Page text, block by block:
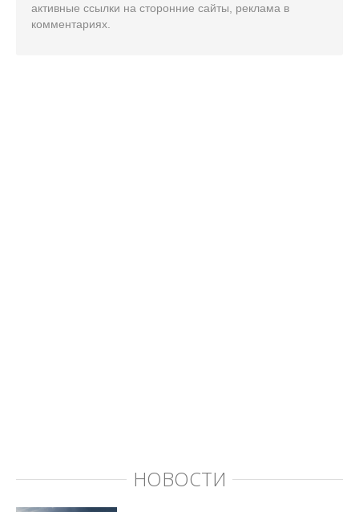
активные ссылки на сторонние сайты, реклама в
комментариях.
НОВОСТИ